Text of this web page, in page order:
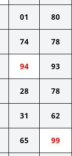
01 80
74 78
94 93
28 78
31 62
65 99